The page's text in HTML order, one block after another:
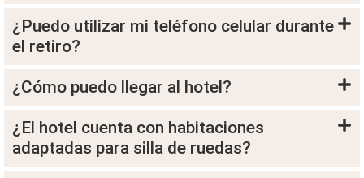
¿Puedo utilizar mi teléfono celular durante
el retiro?
¿Cómo puedo llegar al hotel?
¿El hotel cuenta con habitaciones
adaptadas para silla de ruedas?